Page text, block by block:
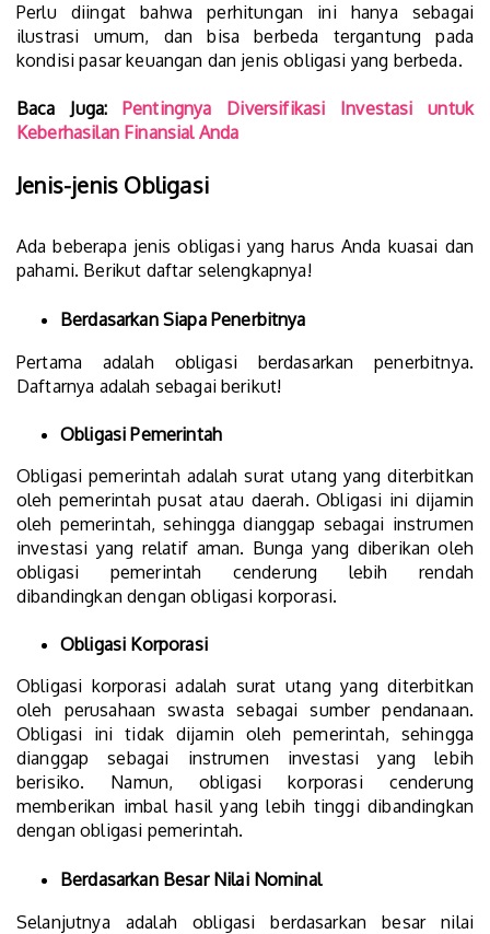
Perlu diingat bahwa perhitungan ini hanya sebagai
ilustrasi umum, dan bisa berbeda tergantung pada
kondisi pasar keuangan dan jenis obligasi yang berbeda.
Baca Juga: Pentingnya Diversifikasi Investasi untuk
Keberhasilan Finansial Anda
Jenis-jenis Obligasi
Ada beberapa jenis obligasi yang harus Anda kuasai dan
pahami. Berikut daftar selengkapnya!
Berdasarkan Siapa Penerbitnya
Pertama adalah obligasi berdasarkan penerbitnya.
Daftarnya adalah sebagai berikut!
Obligasi Pemerintah
Obligasi pemerintah adalah surat utang yang diterbitkan
oleh pemerintah pusat atau daerah. Obligasi ini dijamin
oleh pemerintah, sehingga dianggap sebagai instrumen
investasi yang relatif aman. Bunga yang diberikan oleh
obligasi pemerintah cenderung lebih rendah
dibandingkan dengan obligasi korporasi.
Obligasi Korporasi
Obligasi korporasi adalah surat utang yang diterbitkan
oleh perusahaan swasta sebagai sumber pendanaan.
Obligasi ini tidak dijamin oleh pemerintah, sehingga
dianggap sebagai instrumen investasi yang lebih
berisiko. Namun, obligasi korporasi cenderung
memberikan imbal hasil yang lebih tinggi dibandingkan
dengan obligasi pemerintah.
Berdasarkan Besar Nilai Nominal
Selanjutnya adalah obligasi berdasarkan besar nilai